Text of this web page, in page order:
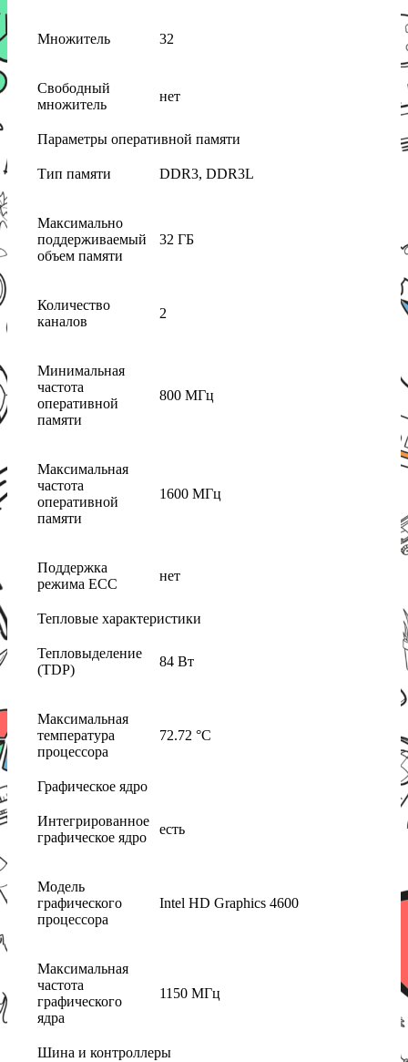
Множитель 32
Свободный
множитель
нет
Параметры оперативной памяти
Тип памяти DDR3, DDR3L
Максимально
поддерживаемый
объем памяти
32 ГБ
Количество
каналов
2
Минимальная
частота
оперативной
памяти
800 МГц
Максимальная
частота
оперативной
памяти
1600 МГц
Поддержка
режима ECC
нет
Тепловые характеристики
Тепловыделение
(TDP)
84 Вт
Максимальная
температура
процессора
72.72 °C
Графическое ядро
Интегрированное
графическое ядро
есть
Модель
графического
процессора
Intel HD Graphics 4600
Максимальная
частота
графического
ядра
1150 МГц
Шина и контроллеры